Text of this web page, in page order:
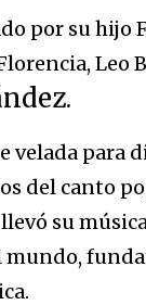
por su hijo
Leo
velada para
del canto
su
mundo,